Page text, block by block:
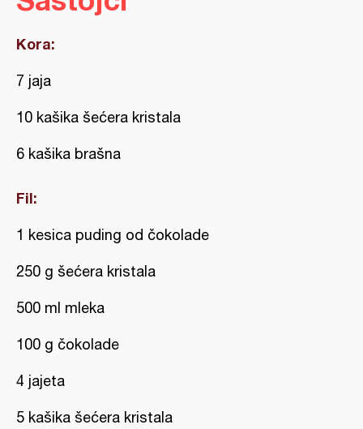
Kora:
7 jaja
10 kašika šećera kristala
6 kašika brašna
Fil:
1 kesica puding od čokolade
250 g šećera kristala
500 ml mleka
100 g čokolade
4 jajeta
5 kašika šećera kristala